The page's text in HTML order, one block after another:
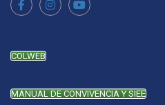
COLWEB
MANUAL DE CONVIVENCIA Y SIEE